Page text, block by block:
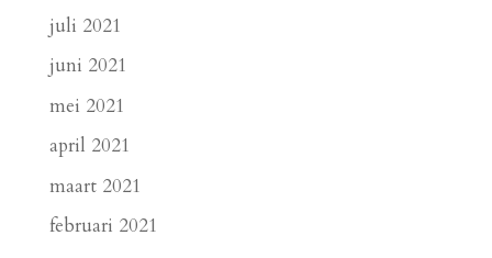
juli 2021
juni 2021
mei 2021
april 2021
maart 2021
februari 2021